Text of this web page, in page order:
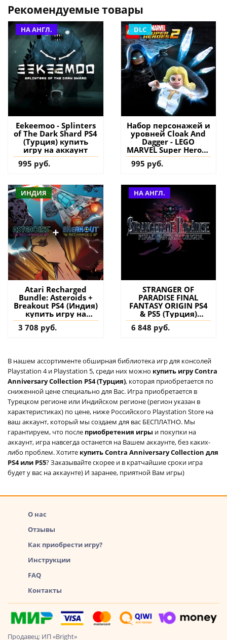
Рекомендуемые товары
НА АНГЛ.
Eekeemoo - Splinters
of The Dark Shard PS4
(Турция) купить
игру на аккаунт
995 руб.
DLC
Набор персонажей и
уровней Cloak And
Dagger - LEGO
MARVEL Super Heroes
2 PS4 (Турция)
купить дополнение
995 руб.
ИНДИЯ
Atari Recharged
Bundle: Asteroids +
Breakout PS4 (Индия)
купить игру на
аккаунт
3 708 руб.
НА АНГЛ.
STRANGER OF
PARADISE FINAL
FANTASY ORIGIN PS4
& PS5 (Турция)
купить игру на
аккаунт
6 848 руб.
В нашем ассортименте обширная библиотека игр для консолей
Playstation 4 и Playstation 5, среди них можно купить игру Contra
Anniversary Collection PS4 (Турция), которая приобретается по
сниженной цене специально для Вас. Игра приобретается в
Турецком регионе или Индийском регионе (регион указан в
характеристиках) по цене, ниже Российского Playstation Store на
ваш аккаунт, который мы создаем для вас БЕСПЛАТНО. Мы
гарантируем, что после приобретения игры и покупки на
аккаунт, игра навсегда останется на Вашем аккаунте, без каких-
либо проблем. Хотите купить Contra Anniversary Collection для
PS4 или PS5? Заказывайте скорее и в кратчайшие сроки игра
будет у вас на аккаунте) И заранее, приятной Вам игры)
О нас
Отзывы
Как приобрести игру?
Инструкции
FAQ
Контакты
Продавец: ИП «Bright»